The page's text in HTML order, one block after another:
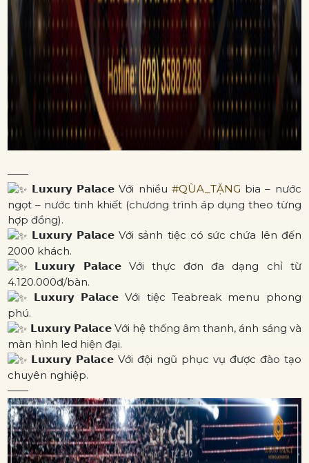
——
𝗟𝘂𝘅𝘂𝗿𝘆 𝗣𝗮𝗹𝗮𝗰𝗲 Với nhiều #QÙA_TẶNG bia – nước
ngọt – nước tinh khiết (chương trình áp dụng theo từng
hợp đồng).
𝗟𝘂𝘅𝘂𝗿𝘆 𝗣𝗮𝗹𝗮𝗰𝗲 Với sảnh tiệc có sức chứa lên đến
2000 khách.
𝗟𝘂𝘅𝘂𝗿𝘆 𝗣𝗮𝗹𝗮𝗰𝗲 Với thực đơn đa dạng chỉ từ
4.120.000đ/bàn.
𝗟𝘂𝘅𝘂𝗿𝘆 𝗣𝗮𝗹𝗮𝗰𝗲 Với tiệc Teabreak menu phong
phú.
𝗟𝘂𝘅𝘂𝗿𝘆 𝗣𝗮𝗹𝗮𝗰𝗲 Với hệ thống âm thanh, ánh sáng và
màn hình led hiện đại.
𝗟𝘂𝘅𝘂𝗿𝘆 𝗣𝗮𝗹𝗮𝗰𝗲 Với đội ngũ phục vụ được đào tạo
chuyên nghiệp.
——